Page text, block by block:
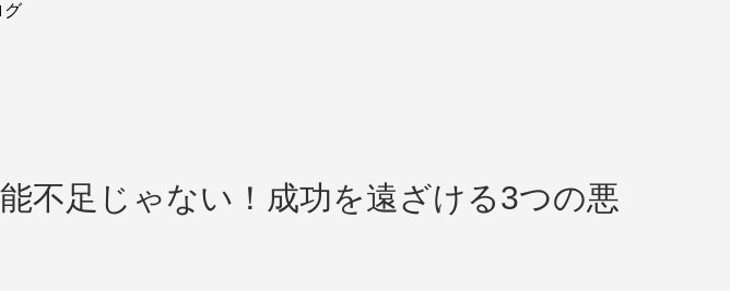
グ
不足じゃない！成功を遠ざける3つの悪